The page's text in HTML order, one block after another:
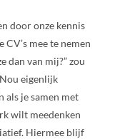
door onze kennis
mee te nemen
dan van mij?” zou
eigenlijk
als je samen met
wilt meedenken
Hiermee blijf